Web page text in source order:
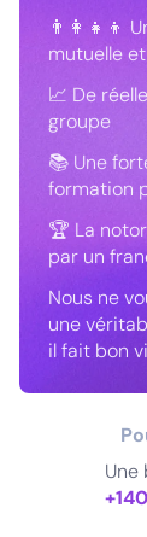
👨‍👩‍👧‍👦
mutuelle
📈 De
groupe
📚 Une
formation
🏆 La
par un
Nous ne
une
il fait bon
Une